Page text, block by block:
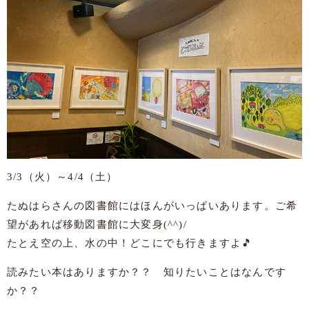
3/3（火）～4/4（土）
たぬはらさんの図書館にはほんがいっぱいあります。ご希
望があれば移動図書館に大変身(^^)/
たとえ空の上、水の中！どこにでも行きますよ🎵
読みたい本はありますか？？ 知りたいことはなんです
か？？